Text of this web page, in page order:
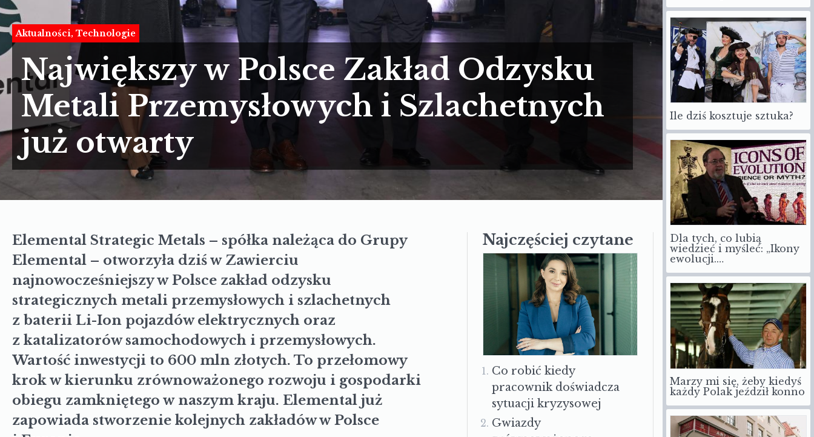
Aktualności Technologie
Największy w Polsce Zakład Odzysku
Metali Przemysłowych i Szlachetnych
już otwarty
Elemental Strategic Metals – spółka należąca do Grupy
Elemental – otworzyła dziś w Zawierciu
najnowocześniejszy w Polsce zakład odzysku
strategicznych metali przemysłowych i szlachetnych
z baterii Li-Ion pojazdów elektrycznych oraz
z katalizatorów samochodowych i przemysłowych.
Wartość inwestycji to 600 mln złotych. To przełomowy
krok w kierunku zrównoważonego rozwoju i gospodarki
obiegu zamkniętego w naszym kraju. Elemental już
zapowiada stworzenie kolejnych zakładów w Polsce
Najczęściej czytane
Co robić kiedy
pracownik doświadcza
sytuacji kryzysowej
Gwiazdy
Ile dziś kosztuje sztuka?
Dla tych, co lubią
wiedzieć i myśleć: „Ikony
ewolucji.…
Marzy mi się, żeby kiedyś
każdy Polak jeździł konno